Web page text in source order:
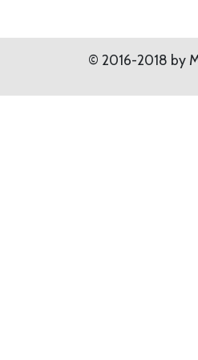
© 2016-2018 by